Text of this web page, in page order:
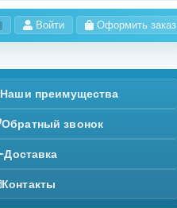
Войти Оформить заказ
Наши преимущества
Обратный звонок
Доставка
Контакты